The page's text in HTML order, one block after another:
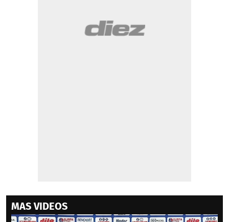
MAS VIDEOS